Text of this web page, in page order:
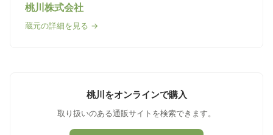
桃川株式会社
蔵元の詳細を見る →
桃川をオンラインで購入
取り扱いのある通販サイトを検索できます。